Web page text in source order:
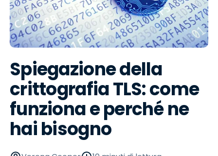
Spiegazione della
crittografia TLS: come
funziona e perché ne
hai bisogno